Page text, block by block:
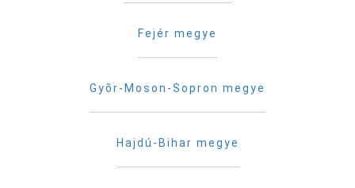
Fejér megye
Gyõr-Moson-Sopron megye
Hajdú-Bihar megye